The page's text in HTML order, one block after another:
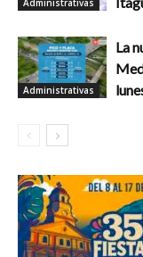
Administrativas
La